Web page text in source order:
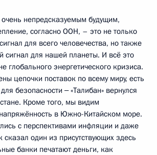
непредсказуемым будущим,
согласно ООН, – это не только
для всего человечества, но также
сигнал для нашей планеты. И всё это
глобального энергетического кризиса.
цепочки поставок по всему миру, есть
безопасности ‒ «Талибан» вернулся
Кроме того, мы видим
в Южно-Китайском море.
с перспективами инфляции и даже
сказал один из присутствующих здесь
банки печатают деньги, как